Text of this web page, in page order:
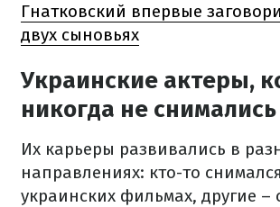
Гнатковский впервые
двух сыновьях
Украинские актеры,
никогда не
Их карьеры развивались в
направлениях: кто-то
украинских фильмах, другие –